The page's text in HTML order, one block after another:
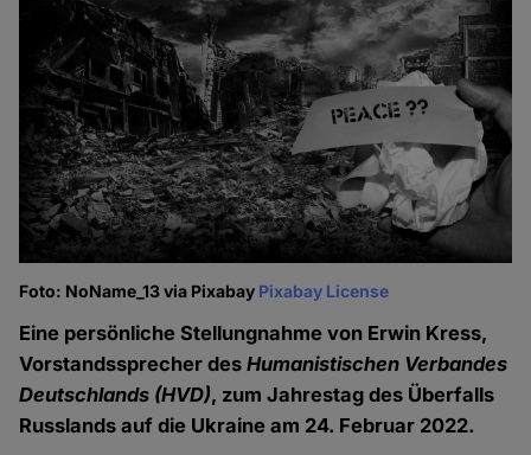
Foto: NoName_13 via Pixabay Pixabay License
Eine persönliche Stellungnahme von Erwin Kress,
Vorstandssprecher desHumanistischen Verbandes
Deutschlands (HVD), zum Jahrestag des Überfalls
Russlands auf die Ukraine am 24. Februar 2022.